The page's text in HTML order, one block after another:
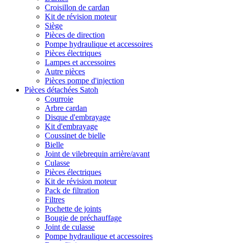
Croisillon de cardan
Kit de révision moteur
Siège
Pièces de direction
Pompe hydraulique et accessoires
Pièces électriques
Lampes et accessoires
Autre pièces
Pièces pompe d'injection
Pièces détachées Satoh
Courroie
Arbre cardan
Disque d'embrayage
Kit d'embrayage
Coussinet de bielle
Bielle
Joint de vilebrequin arrière/avant
Culasse
Pièces électriques
Kit de révision moteur
Pack de filtration
Filtres
Pochette de joints
Bougie de préchauffage
Joint de culasse
Pompe hydraulique et accessoires